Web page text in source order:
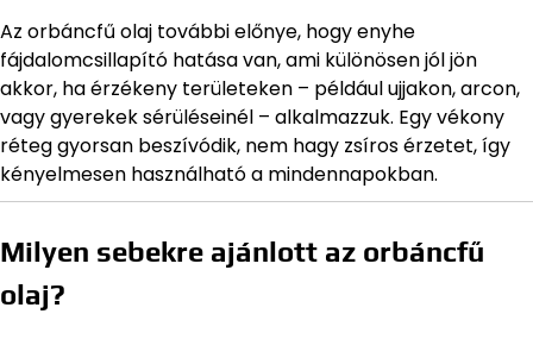
Az orbáncfű olaj további előnye, hogy enyhe
fájdalomcsillapító hatása van, ami különösen jól jön
akkor, ha érzékeny területeken – például ujjakon, arcon,
vagy gyerekek sérüléseinél – alkalmazzuk. Egy vékony
réteg gyorsan beszívódik, nem hagy zsíros érzetet, így
kényelmesen használható a mindennapokban.
Milyen sebekre ajánlott az orbáncfű
olaj?